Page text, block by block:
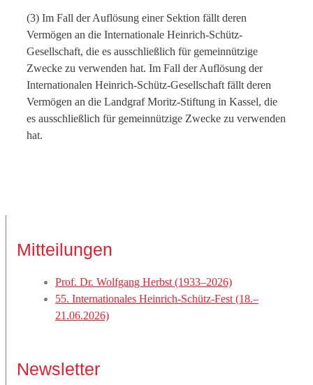
(3) Im Fall der Auflösung einer Sektion fällt deren
Vermögen an die Internationale Heinrich-Schütz-
Gesellschaft, die es ausschließlich für gemeinnützige
Zwecke zu verwenden hat. Im Fall der Auflösung der
Internationalen Heinrich-Schütz-Gesellschaft fällt deren
Vermögen an die Landgraf Moritz-Stiftung in Kassel, die
es ausschließlich für gemeinnützige Zwecke zu verwenden
hat.
Mitteilungen
Prof. Dr. Wolfgang Herbst (1933–2026)
55. Internationales Heinrich-Schütz-Fest (18.–
21.06.2026)
Newsletter